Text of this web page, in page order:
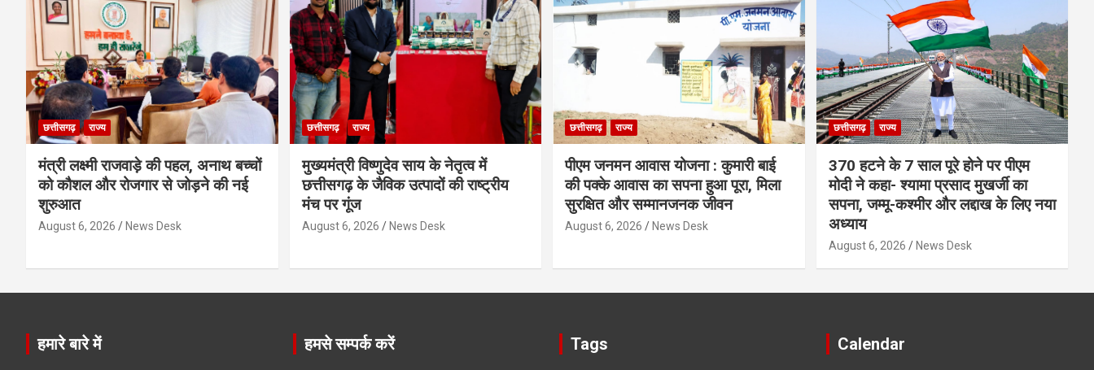
छत्तीसगढ़ राज्य
मंत्री लक्ष्मी राजवाड़े की पहल, अनाथ बच्चों
को कौशल और रोजगार से जोड़ने की नई
शुरुआत
August 6, 2026 News Desk
छत्तीसगढ़ राज्य
मुख्यमंत्री विष्णुदेव साय के नेतृत्व में
छत्तीसगढ़ के जैविक उत्पादों की राष्ट्रीय
मंच पर गूंज
August 6, 2026 News Desk
छत्तीसगढ़ राज्य
पीएम जनमन आवास योजना : कुमारी बाई
की पक्के आवास का सपना हुआ पूरा, मिला
सुरक्षित और सम्मानजनक जीवन
August 6, 2026 News Desk
छत्तीसगढ़ राज्य
370 हटने के 7 साल पूरे होने पर पीएम
मोदी ने कहा- श्यामा प्रसाद मुखर्जी का
सपना, जम्मू-कश्मीर और लद्दाख के लिए नया
अध्याय
August 6, 2026 News Desk
हमारे बारे में हमसे सम्पर्क करें Tags Calendar